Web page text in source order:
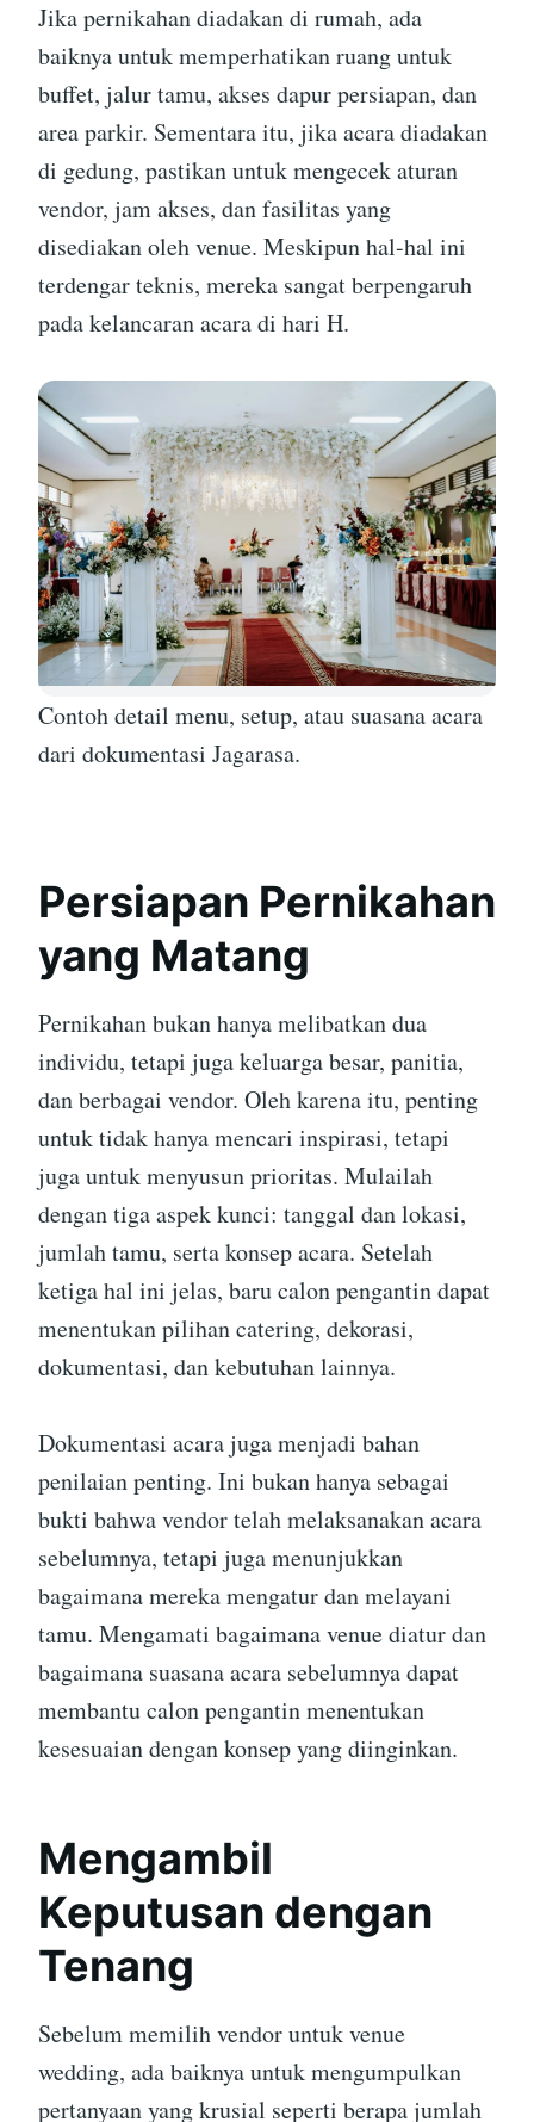
Jika pernikahan diadakan di rumah, ada
baiknya untuk memperhatikan ruang untuk
buffet, jalur tamu, akses dapur persiapan, dan
area parkir. Sementara itu, jika acara diadakan
di gedung, pastikan untuk mengecek aturan
vendor, jam akses, dan fasilitas yang
disediakan oleh venue. Meskipun hal-hal ini
terdengar teknis, mereka sangat berpengaruh
pada kelancaran acara di hari H.
Contoh detail menu, setup, atau suasana acara
dari dokumentasi Jagarasa.
Persiapan Pernikahan
yang Matang
Pernikahan bukan hanya melibatkan dua
individu, tetapi juga keluarga besar, panitia,
dan berbagai vendor. Oleh karena itu, penting
untuk tidak hanya mencari inspirasi, tetapi
juga untuk menyusun prioritas. Mulailah
dengan tiga aspek kunci: tanggal dan lokasi,
jumlah tamu, serta konsep acara. Setelah
ketiga hal ini jelas, baru calon pengantin dapat
menentukan pilihan catering, dekorasi,
dokumentasi, dan kebutuhan lainnya.
Dokumentasi acara juga menjadi bahan
penilaian penting. Ini bukan hanya sebagai
bukti bahwa vendor telah melaksanakan acara
sebelumnya, tetapi juga menunjukkan
bagaimana mereka mengatur dan melayani
tamu. Mengamati bagaimana venue diatur dan
bagaimana suasana acara sebelumnya dapat
membantu calon pengantin menentukan
kesesuaian dengan konsep yang diinginkan.
Mengambil
Keputusan dengan
Tenang
Sebelum memilih vendor untuk venue
wedding, ada baiknya untuk mengumpulkan
pertanyaan yang krusial seperti berapa jumlah